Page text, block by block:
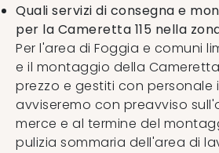
Quali servizi di consegna e
per la Cameretta 115 nella
Per l'area di Foggia e comuni
e il montaggio della Cameretta
prezzo e gestiti con personale
avviseremo con preavviso
merce e al termine del
pulizia sommaria dell'area di